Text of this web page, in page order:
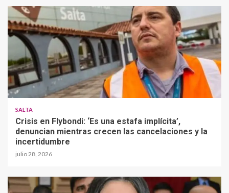
SALTA
Crisis en Flybondi: ‘Es una estafa implícita’,
denuncian mientras crecen las cancelaciones y la
incertidumbre
julio 28, 2026